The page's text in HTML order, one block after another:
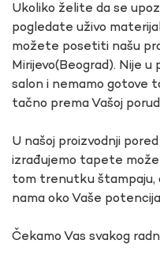
Ukoliko želite da se
pogledate uživo
možete posetiti našu
Mirijevo(Beograd). Nije
salon i nemamo gotove
tačno prema Vašoj
U našoj proizvodnji
izrađujemo tapete
tom trenutku štampaju,
nama oko Vaše
Čekamo Vas svakog